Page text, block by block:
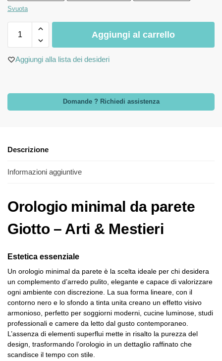
Svuota
Aggiungi al carrello
Aggiungi alla lista dei desideri
Domande ? Richiedi assistenza
Descrizione
Informazioni aggiuntive
Orologio minimal da parete
Giotto – Arti & Mestieri
Estetica essenziale
Un orologio minimal da parete è la scelta ideale per chi desidera
un complemento d’arredo pulito, elegante e capace di valorizzare
ogni ambiente con discrezione. La sua forma lineare, con il
contorno nero e lo sfondo a tinta unita creano un effetto visivo
armonioso, perfetto per soggiorni moderni, cucine luminose, studi
professionali e camere da letto dal gusto contemporaneo.
L’assenza di elementi superflui mette in risalto la purezza del
design, trasformando l’orologio in un dettaglio raffinato che
scandisce il tempo con stile.